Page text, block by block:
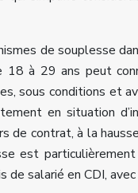
de souplesse
18 à 29 ans peut
sous conditions et
en situation
contrat, à la
est
de salarié en CDI,